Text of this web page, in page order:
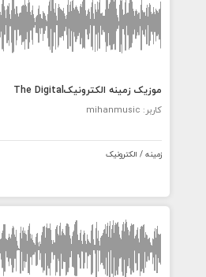
موزیک زمینه الکترونیکThe Digital
کاربر: mihanmusic
زمینه / الکترونیک